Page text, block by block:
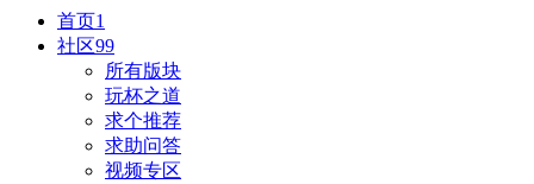
首页1
社区99
所有版块
玩杯之道
求个推荐
求助问答
视频专区